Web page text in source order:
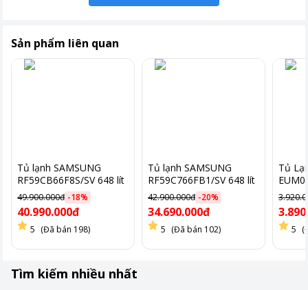
- Chất liệu thép không gỉ có độ bền cao: Đảm bảo tủ lạnh chống
lại sự ăn mòn và dễ dàng vệ sinh, giữ cho bề mặt luôn sáng
- Dung tích sử dụng 648 lít: Cung cấp không gian lưu trữ lớn,
Sản phẩm liên quan
Tủ lạnh SAMSUNG
RF59CB66F8S/SV 648 lít
Inverter màu be
49.900.000đ -18%
40.990.000đ
5 (Đã bán 198)
Tủ lạnh SAMSUNG
RF59C766FB1/SV 648 lít
Inverter màu đen
42.900.000đ -20%
34.690.000đ
5 (Đã bán 102)
Tủ
Màu
5
Tìm kiếm nhiều nhất